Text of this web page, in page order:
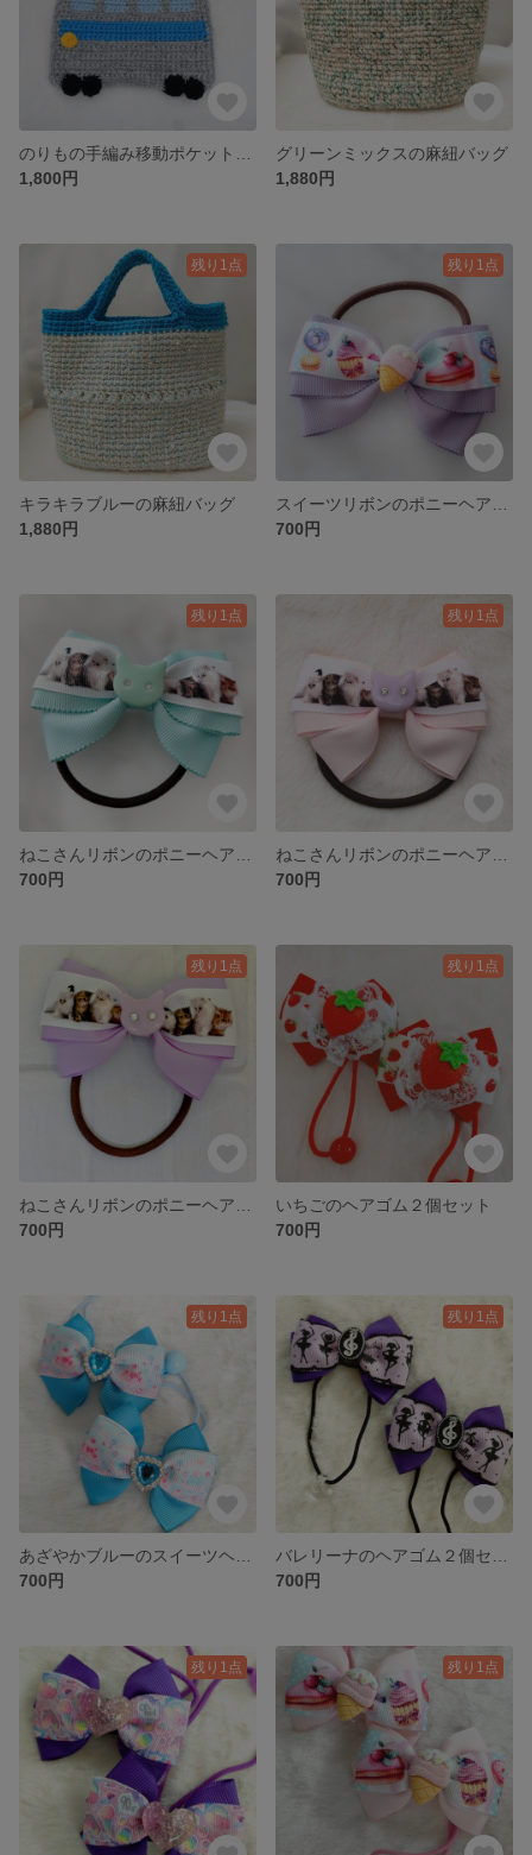
1,800円
グリーンミックスの麻紐バッグ
1,880円
残り1点
キラキラブルーの麻紐バッグ
1,880円
残り1点
700円
残り1点
700円
残り1点
700円
残り1点
700円
残り1点
いちごのヘアゴム２個セット
700円
残り1点
700円
残り1点
700円
残り1点 残り1点